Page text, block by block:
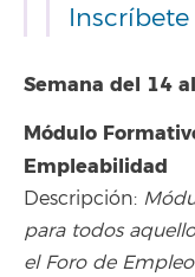
Inscríbete
Semana del 14
Módulo
Empleabilidad
Descripción:
para todos
el Foro de